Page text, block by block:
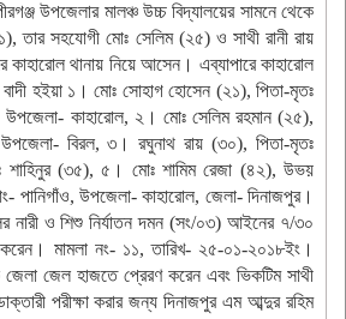
উপজেলার মালঞ্চ উচ্চ বিদ্যালয়ের সামনে থেকে
তার সহযোগী মোঃ সেলিম (২৫) ও সাথী রানী রায়
কাহারোল থানায় নিয়ে আসেন। এব্যাপারে কাহারোল
বাদী হইয়া ১। মোঃ সোহাগ হোসেন (২১), পিতা-মৃতঃ
কাহারোল, ২। মোঃ সেলিম রহমান (২৫),
উপজেলা- বিরল, ৩। রঘুনাথ রায় (৩০), পিতা-মৃতঃ
শাহিনুর (৩৫), ৫। মোঃ শামিম রেজা (৪২), উভয়
পানিগাঁও, উপজেলা- কাহারোল, জেলা- দিনাজপুর।
নারী ও শিশু নির্যাতন দমন (সং/০৩) আইনের ৭/৩০
করেন। মামলা নং- ১১, তারিখ- ২৫-০১-২০১৮ইং।
জেলা জেল হাজতে প্রেরণ করেন এবং ভিকটিম সাথী
পরীক্ষা করার জন্য দিনাজপুর এম আব্দুর রহিম